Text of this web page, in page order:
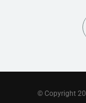
© Copyright